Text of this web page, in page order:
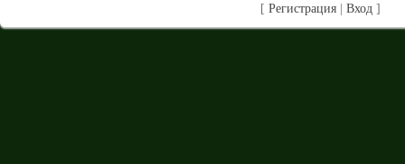
[Регистрация |Вход ]